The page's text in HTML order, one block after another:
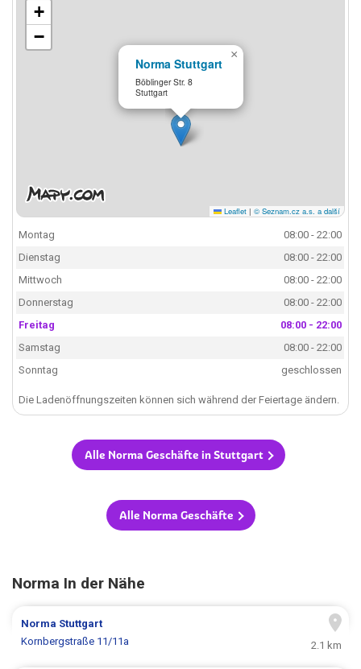
Norma Stuttgart
Böblinger Str. 8
Stuttgart
×
+
−
Leaflet | © Seznam.cz a.s. a další
Montag
08:00 - 22:00
Dienstag
08:00 - 22:00
Mittwoch
08:00 - 22:00
Donnerstag
08:00 - 22:00
Freitag
08:00 - 22:00
Samstag
08:00 - 22:00
Sonntag
geschlossen
Die Ladenöffnungszeiten können sich während der Feiertage ändern.
Alle Norma Geschäfte in Stuttgart
Alle Norma Geschäfte
Norma In der Nähe
Norma Stuttgart
Kornbergstraße 11/11a
2.1 km